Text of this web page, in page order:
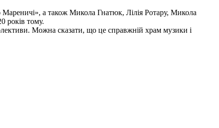
Мареничі», а також Микола Гнатюк, Лілія Ротару, Микола
років тому.
Можна сказати, що це справжній храм музики і